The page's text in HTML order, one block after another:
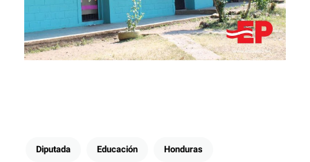
Diputada Educación Honduras